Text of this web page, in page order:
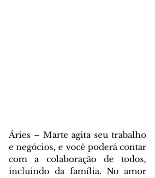
Áries – Marte agita seu trabalho
e negócios, e você poderá contar
com a colaboração de todos,
incluindo da família. No amor